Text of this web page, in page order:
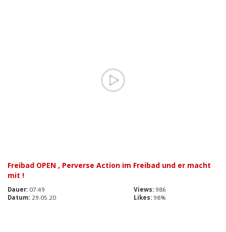
Freibad OPEN , Perverse Action im Freibad und er macht
mit !
Dauer: 07:49 Views: 986
Datum: 29.05.20 Likes: 98%